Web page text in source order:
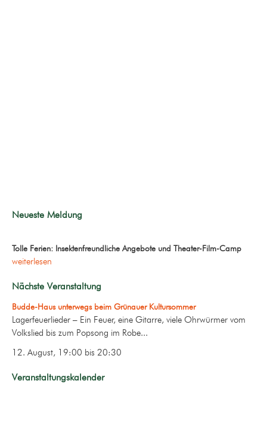
Neueste Meldung
Tolle Ferien: Insektenfreundliche Angebote und Theater-Film-Camp
weiterlesen
Nächste Veranstaltung
Budde-Haus unterwegs beim Grünauer Kultursommer
Lagerfeuerlieder – Ein Feuer, eine Gitarre, viele Ohrwürmer vom
Volkslied bis zum Popsong im Robe...
12. August, 19:00 bis 20:30
Veranstaltungskalender